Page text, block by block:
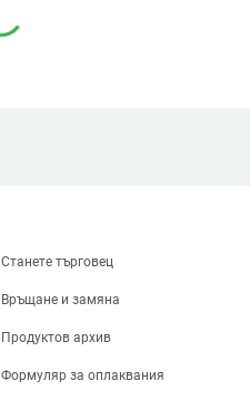
Станете търговец
Връщане и замяна
Продуктов архив
Формуляр за оплаквания